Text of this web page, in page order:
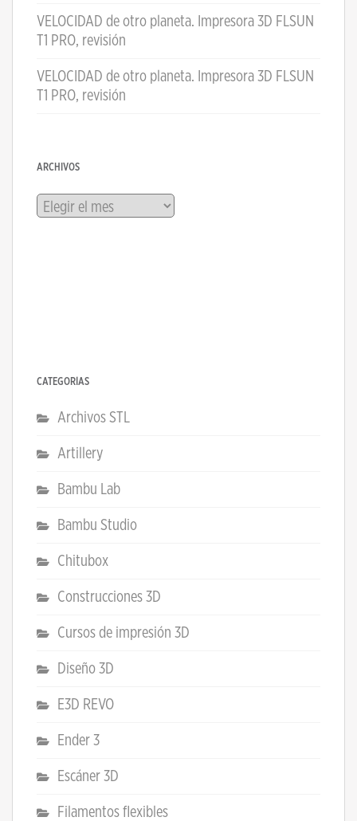
VELOCIDAD de otro planeta. Impresora 3D FLSUN
T1 PRO, revisión
VELOCIDAD de otro planeta. Impresora 3D FLSUN
T1 PRO, revisión
ARCHIVOS
Archivos
CATEGORÍAS
Archivos STL
Artillery
Bambu Lab
Bambu Studio
Chitubox
Construcciones 3D
Cursos de impresión 3D
Diseño 3D
E3D REVO
Ender 3
Escáner 3D
Filamentos flexibles